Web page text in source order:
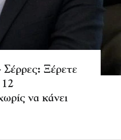
Ξέρετε
12
να κάνει